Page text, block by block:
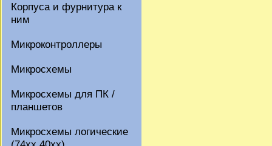
Корпуса и фурнитура к
ним
Микроконтроллеры
Микросхемы
Микросхемы для ПК /
планшетов
Микросхемы логические